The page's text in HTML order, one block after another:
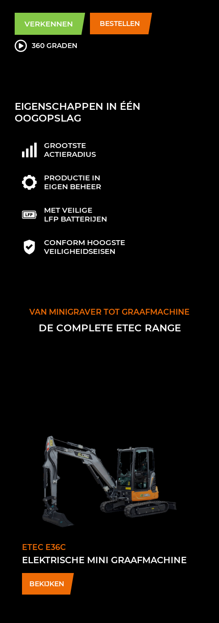
VERKENNEN BESTELLEN
360 GRADEN
EIGENSCHAPPEN IN ÉÉN
OOGOPSLAG
GROOTSTE
ACTIERADIUS
PRODUCTIE IN
EIGEN BEHEER
MET VEILIGE
LFP BATTERIJEN
CONFORM HOOGSTE
VEILIGHEIDSEISEN
VAN MINIGRAVER TOT GRAAFMACHINE
DE COMPLETE ETEC RANGE
ETEC E36C
ELEKTRISCHE MINI GRAAFMACHINE
BEKIJKEN